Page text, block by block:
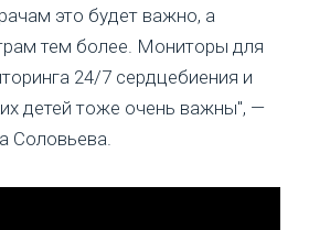
это будет важно, а
тем более. Мониторы для
24/7 сердцебиения и
детей тоже очень важны", —
Соловьева.